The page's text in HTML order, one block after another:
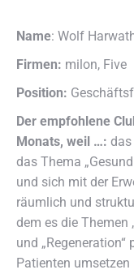
Name: Wolf
Firmen: milon, Five
Position:
Der empfohlene
Monats, weil …: das
das Thema
und sich mit der
räumlich und
dem es die Themen
und
Patienten